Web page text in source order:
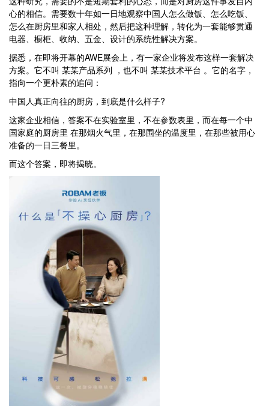
心的相信。需要数十年如一日地观察中国人怎么做饭、怎么吃饭、
怎么在厨房里和家人相处，然后把这种理解，转化为一套能够贯通
电器、橱柜、收纳、五金、设计的系统性解决方案。
据悉，在即将开幕的AWE展会上，有一家企业将发布这样一套解决
方案。它不叫 某某产品系列 ，也不叫 某某技术平台 。它的名字，
指向一个更朴素的追问：
中国人真正向往的厨房，到底是什么样子?
这家企业相信，答案不在实验室里，不在参数表里，而在每一个中
国家庭的厨房里 在那烟火气里，在那围坐的温度里，在那些被用心
准备的一日三餐里。
而这个答案，即将揭晓。